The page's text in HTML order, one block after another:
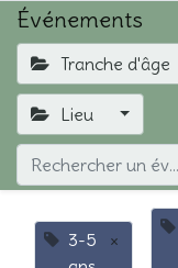
Événements
Tranche d'âge
Lieu
3-5
×